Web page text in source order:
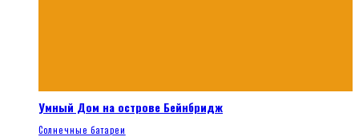
Умный Дом на острове Бейнбридж
Солнечные батареи